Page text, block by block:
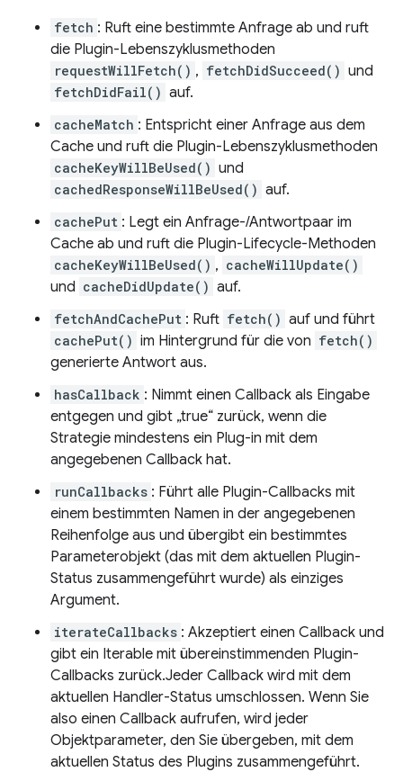
fetch : Ruft eine bestimmte Anfrage ab und ruft
die Plugin-Lebenszyklusmethoden
requestWillFetch() , fetchDidSucceed() und
fetchDidFail() auf.
cacheMatch : Entspricht einer Anfrage aus dem
Cache und ruft die Plugin-Lebenszyklusmethoden
cacheKeyWillBeUsed() und
cachedResponseWillBeUsed() auf.
cachePut : Legt ein Anfrage-/Antwortpaar im
Cache ab und ruft die Plugin-Lifecycle-Methoden
cacheKeyWillBeUsed() , cacheWillUpdate()
und cacheDidUpdate() auf.
fetchAndCachePut : Ruft fetch() auf und führt
cachePut() im Hintergrund für die von fetch()
generierte Antwort aus.
hasCallback : Nimmt einen Callback als Eingabe
entgegen und gibt „true“ zurück, wenn die
Strategie mindestens ein Plug-in mit dem
angegebenen Callback hat.
runCallbacks : Führt alle Plugin-Callbacks mit
einem bestimmten Namen in der angegebenen
Reihenfolge aus und übergibt ein bestimmtes
Parameterobjekt (das mit dem aktuellen Plugin-
Status zusammengeführt wurde) als einziges
Argument.
iterateCallbacks : Akzeptiert einen Callback und
gibt ein Iterable mit übereinstimmenden Plugin-
Callbacks zurück.Jeder Callback wird mit dem
aktuellen Handler-Status umschlossen. Wenn Sie
also einen Callback aufrufen, wird jeder
Objektparameter, den Sie übergeben, mit dem
aktuellen Status des Plugins zusammengeführt.